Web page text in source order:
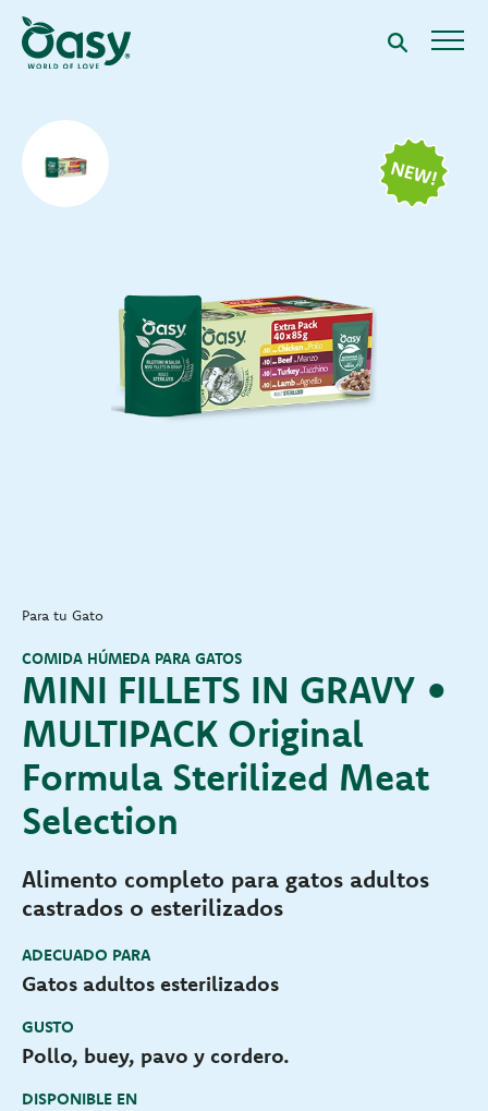
Para tu Gato
MINI FILLETS IN GRAVY •
MULTIPACK Original
Formula Sterilized Meat
Selection
COMIDA HÚMEDA PARA GATOS
Alimento completo para gatos adultos
castrados o esterilizados
ADECUADO PARA
Gatos adultos esterilizados
GUSTO
Pollo, buey, pavo y cordero.
DISPONIBLE EN